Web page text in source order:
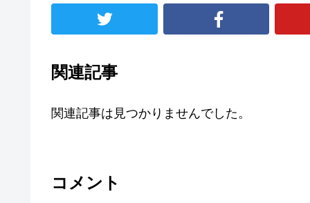
関連記事
関連記事は見つかりませんでした。
コメント